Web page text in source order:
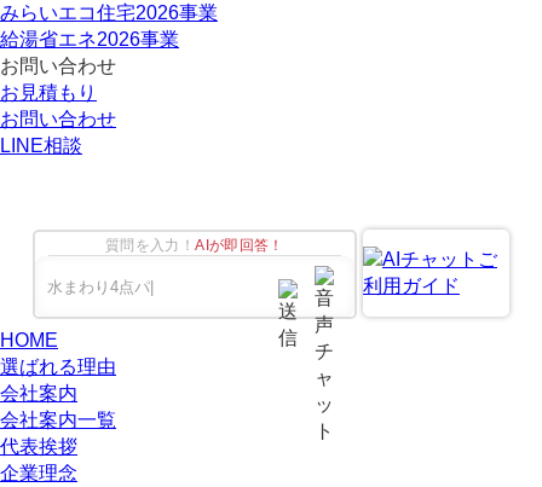
みらいエコ住宅2026事業
給湯省エネ2026事業
お問い合わせ
お見積もり
お問い合わせ
LINE相談
質問を入力！AIが即回答！
HOME
選ばれる理由
会社案内
会社案内一覧
代表挨拶
企業理念